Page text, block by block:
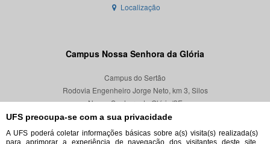
UFS preocupa-se com a sua privacidade
A UFS poderá coletar informações básicas sobre a(s) visita(s) realizada(s)
para aprimorar a experiência de navegação dos visitantes deste site,
Localização
Campus Nossa Senhora da Glória
Campus do Sertão
Rodovia Engenheiro Jorge Neto, km 3, Silos
Nossa Senhora da Glória/SE
CEP 49680-000
Localização